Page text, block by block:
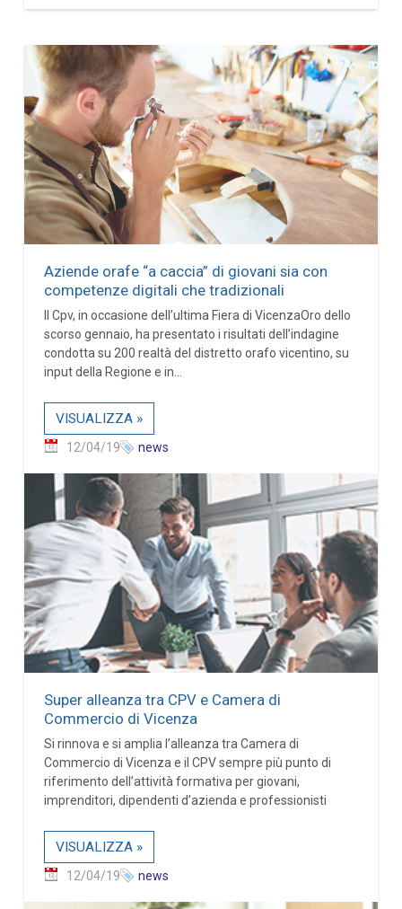
Aziende orafe “a caccia” di giovani sia con
competenze digitali che tradizionali
Il Cpv, in occasione dell’ultima Fiera di VicenzaOro dello
scorso gennaio, ha presentato i risultati dell’indagine
condotta su 200 realtà del distretto orafo vicentino, su
input della Regione e in...
VISUALIZZA »
12/04/19 news
Super alleanza tra CPV e Camera di
Commercio di Vicenza
Si rinnova e si amplia l’alleanza tra Camera di
Commercio di Vicenza e il CPV sempre più punto di
riferimento dell’attività formativa per giovani,
imprenditori, dipendenti d’azienda e professionisti
VISUALIZZA »
12/04/19 news